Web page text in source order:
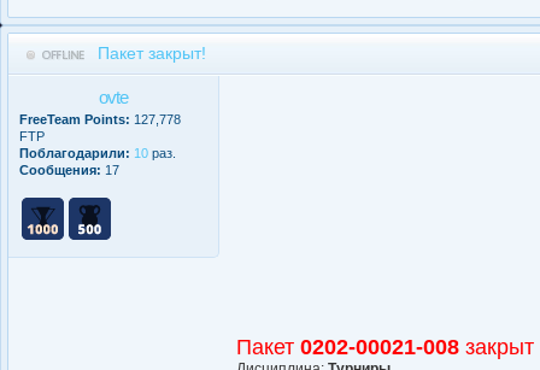
Пакет закрыт!
ovte
FreeTeam Points: 127,778
FTP
Поблагодарили: 10 раз.
Сообщения: 17
Пакет 0202-00021-008